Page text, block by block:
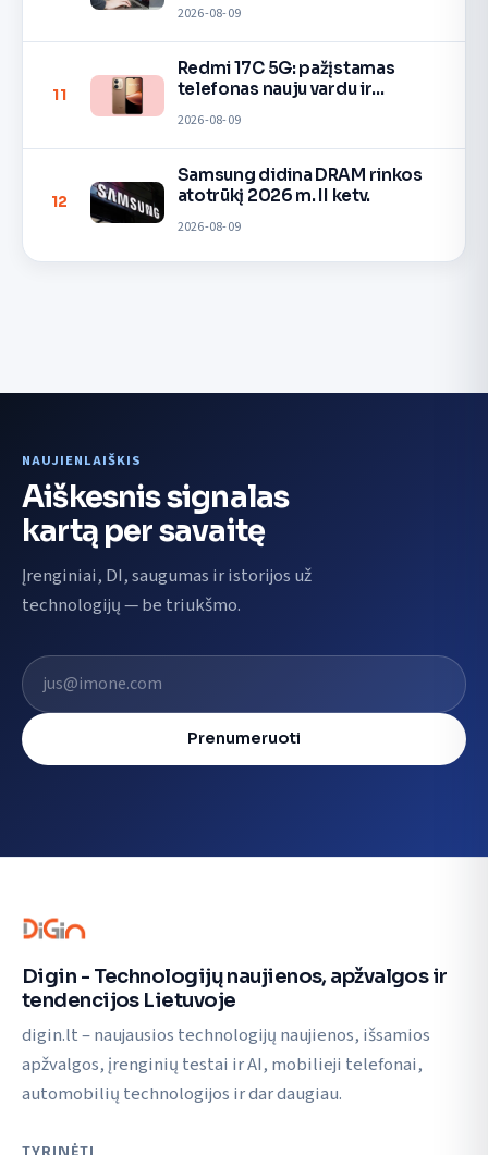
2026-08-09
11
Redmi 17C 5G: pažįstamas
telefonas nauju vardu ir
2026-08-09
12
Samsung didina DRAM rinkos
atotrūkį 2026 m. II ketv.
2026-08-09
NAUJIENLAIŠKIS
Aiškesnis signalas
kartą per savaitę
Įrenginiai, DI, saugumas ir istorijos už
technologijų — be triukšmo.
El. pašto adresas
Prenumeruoti
Digin - Technologijų naujienos, apžvalgos ir
tendencijos Lietuvoje
digin.lt – naujausios technologijų naujienos, išsamios
apžvalgos, įrenginių testai ir AI, mobilieji telefonai,
automobilių technologijos ir dar daugiau.